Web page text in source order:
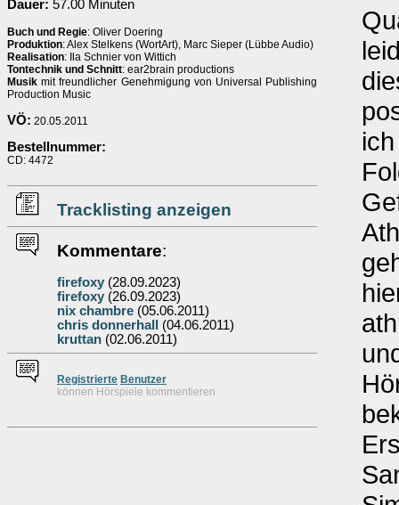
Dauer: 57.00 Minuten
Buch und Regie: Oliver Doering
Produktion: Alex Stelkens (WortArt), Marc Sieper (Lübbe Audio)
Realisation: Ila Schnier von Wittich
Tontechnik und Schnitt: ear2brain productions
Musik mit freundlicher Genehmigung von Universal Publishing
Production Music
VÖ: 20.05.2011
Bestellnummer:
CD: 4472
Tracklisting anzeigen
Kommentare:
firefoxy (28.09.2023)
firefoxy (26.09.2023)
nix chambre (05.06.2011)
chris donnerhall
(04.06.2011)
kruttan (02.06.2011)
Registrierte Benutzer
können Hörspiele kommentieren